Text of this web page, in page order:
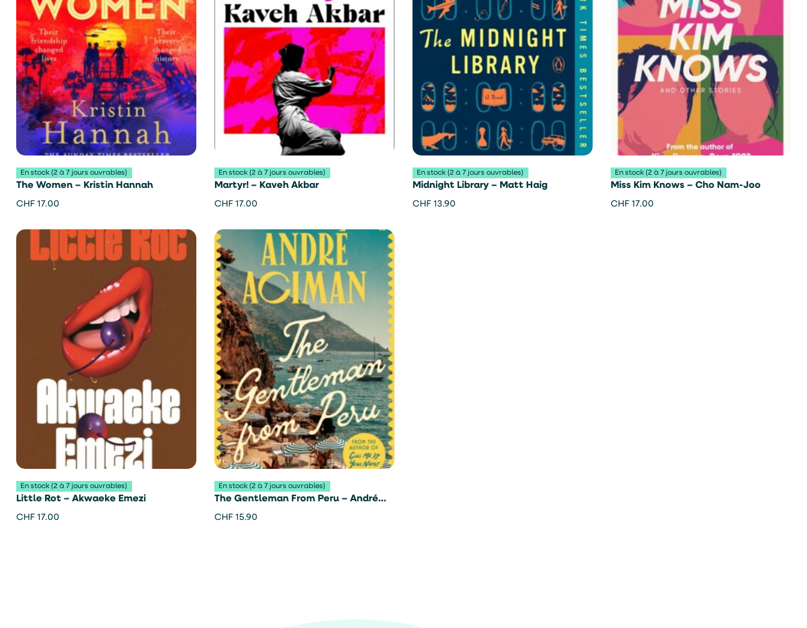
En stock (2 à 7 jours ouvrables)
The Women – Kristin Hannah
CHF 17.00
En stock (2 à 7 jours ouvrables)
Martyr! – Kaveh Akbar
CHF 17.00
En stock (2 à 7 jours ouvrables)
Midnight Library – Matt Haig
CHF 13.90
En stock (2 à 7 jours ouvrables)
Miss Kim Knows – Cho Nam-Joo
CHF 17.00
En stock (2 à 7 jours ouvrables)
Little Rot – Akwaeke Emezi
CHF 17.00
En stock (2 à 7 jours ouvrables)
The Gentleman From Peru – André
Aciman
CHF 15.90